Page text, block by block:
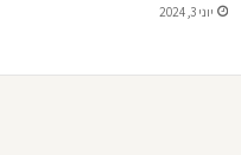
יוני 3, 2024